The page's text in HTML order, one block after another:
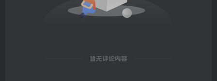
暂无评论内容